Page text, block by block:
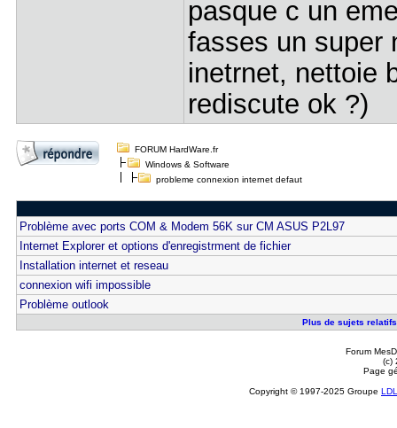
pasque c un
fasses un super
inetrnet, nettoie
rediscute ok ?)
FORUM HardWare.fr
Windows & Software
probleme connexion internet defaut
Problème avec ports COM & Modem 56K sur CM ASUS P2L97
Internet Explorer et options d'enregistrment de fichier
Installation internet et reseau
connexion wifi impossible
Problème outlook
Plus de sujets
Forum
(c)
Page
Copyright © 1997-2025 Groupe